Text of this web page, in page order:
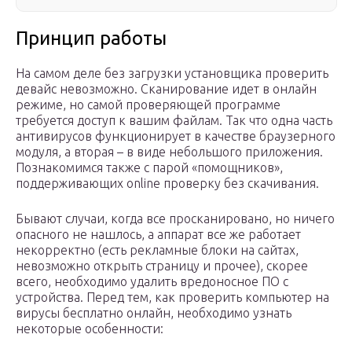
Принцип работы
На самом деле без загрузки установщика проверить
девайс невозможно. Сканирование идет в онлайн
режиме, но самой проверяющей программе
требуется доступ к вашим файлам. Так что одна часть
антивирусов функционирует в качестве браузерного
модуля, а вторая – в виде небольшого приложения.
Познакомимся также с парой «помощников»,
поддерживающих online проверку без скачивания.
Бывают случаи, когда все просканировано, но ничего
опасного не нашлось, а аппарат все же работает
некорректно (есть рекламные блоки на сайтах,
невозможно открыть страницу и прочее), скорее
всего, необходимо удалить вредоносное ПО с
устройства. Перед тем, как проверить компьютер на
вирусы бесплатно онлайн, необходимо узнать
некоторые особенности: